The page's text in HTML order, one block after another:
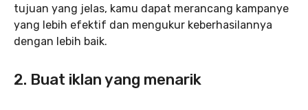
tujuan yang jelas, kamu dapat merancang kampanye
yang lebih efektif dan mengukur keberhasilannya
dengan lebih baik.
2. Buat iklan yang menarik